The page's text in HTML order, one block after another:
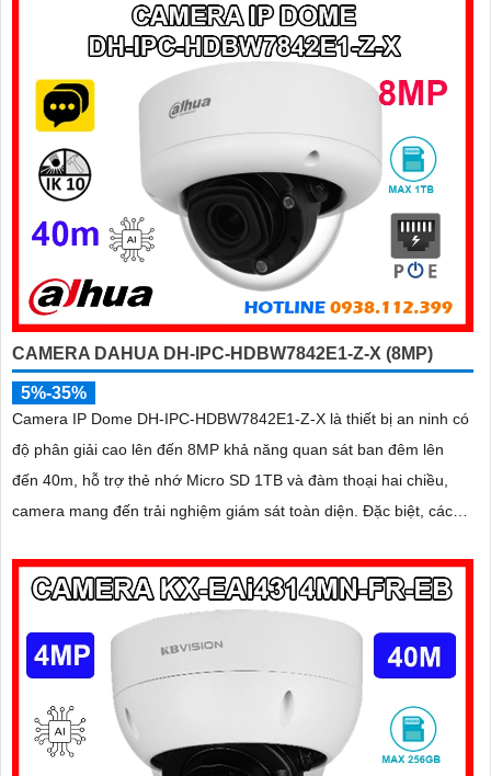
CAMERA DAHUA DH-IPC-HDBW7842E1-Z-X (8MP)
5%-35%
Camera IP Dome DH-IPC-HDBW7842E1-Z-X là thiết bị an ninh có
độ phân giải cao lên đến 8MP khả năng quan sát ban đêm lên
đến 40m, hỗ trợ thẻ nhớ Micro SD 1TB và đàm thoại hai chiều,
camera mang đến trải nghiệm giám sát toàn diện. Đặc biệt, các
giúp nâng cao hiệu quả quản lý và an ninh cho mọi không gian
trong nhà